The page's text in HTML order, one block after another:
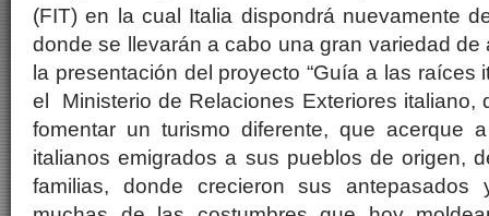
(FIT) en la cual Italia dispondrá nuevamente
donde se llevarán a cabo una gran variedad de
la presentación del proyecto “Guía a las raíces
el Ministerio de Relaciones Exteriores italiano,
fomentar un turismo diferente, que acerque
italianos emigrados a sus pueblos de origen,
familias, donde crecieron sus